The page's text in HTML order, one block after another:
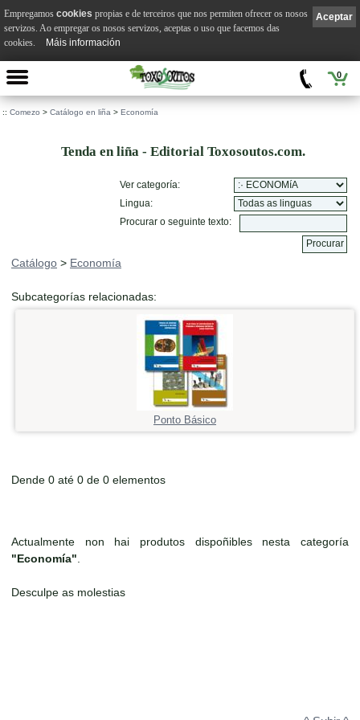
0
:: Comezo > Catálogo en liña > Economía
Tenda en liña - Editorial Toxosoutos.com.
Ver categoría:
Lingua:
Procurar o seguinte texto:
Catálogo > Economía
Subcategorías relacionadas:
Ponto Básico
Dende 0 até 0 de 0 elementos
Actualmente non hai produtos dispoñibles nesta categoría
"Economía"
Desculpe as molestias
Aceptar
Empregamos cookies propias e de terceiros que nos permiten ofrecer os nosos
servizos. Ao empregar os nosos servizos, aceptas o uso que facemos das
cookies.
Máis información